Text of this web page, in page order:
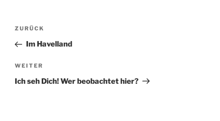
Beitragsnavigation
Vorheriger
Beitrag
ZURÜCK
Im Havelland
Nächster
Beitrag
WEITER
Ich seh Dich! Wer beobachtet hier?